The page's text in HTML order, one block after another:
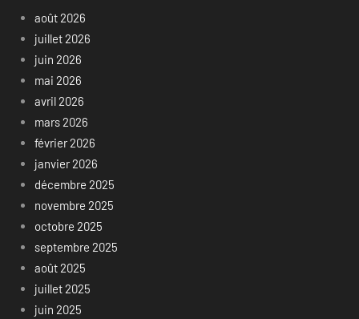
août 2026
juillet 2026
juin 2026
mai 2026
avril 2026
mars 2026
février 2026
janvier 2026
décembre 2025
novembre 2025
octobre 2025
septembre 2025
août 2025
juillet 2025
juin 2025